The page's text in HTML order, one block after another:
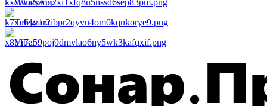
WhatsApp
Telegram
Viber